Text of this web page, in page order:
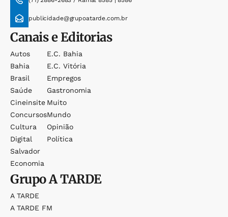
publicidade@grupoatarde.com.br
Canais e Editorias
Autos
Bahia
Brasil
Saúde
Cineinsite
Concursos
Cultura
Digital
Salvador
Economia
E.c. Bahia
E.c. Vitória
Empregos
Gastronomia
Muito
Mundo
Opinião
Política
GrupoA TARDE
A TARDE
A TARDE FM